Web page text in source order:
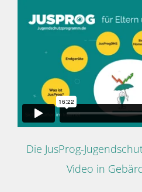
Die JusProg-
Video in